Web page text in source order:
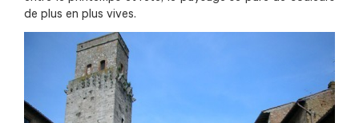
de plus en plus vives.